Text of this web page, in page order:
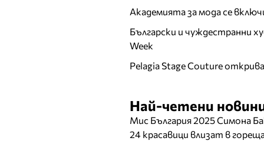
Академията за мода се
Български и чуждестранни
Week
Pelagia Stage Couture
Най-четени
Мис България 2025 Симона
24 красавици влизат в